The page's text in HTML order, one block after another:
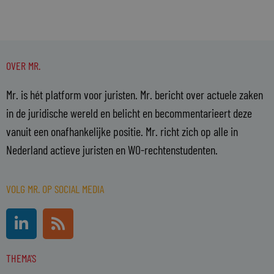
OVER MR.
Mr. is hét platform voor juristen. Mr. bericht over actuele zaken
in de juridische wereld en belicht en becommentarieert deze
vanuit een onafhankelijke positie. Mr. richt zich op alle in
Nederland actieve juristen en WO-rechtenstudenten.
VOLG MR. OP SOCIAL MEDIA
L
i
n
k
R
s
s
THEMA'S